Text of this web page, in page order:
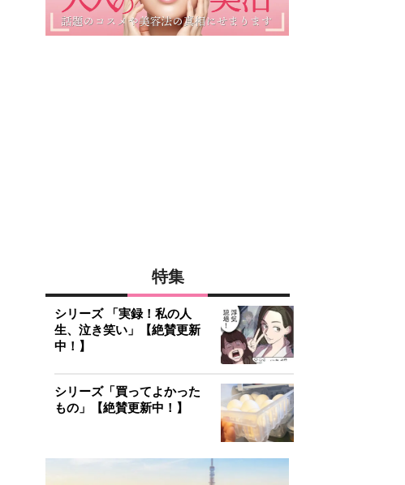
特集
シリーズ 「実録！私の人
生、泣き笑い」【絶賛更新
中！】
シリーズ「買ってよかった
もの」【絶賛更新中！】